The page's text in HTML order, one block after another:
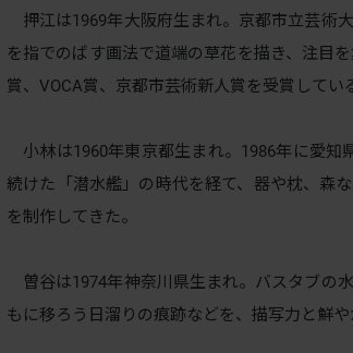
押江は1969年大阪府生まれ。京都市立芸術
を指でのばす画法で道端の草花を描き、注目
賞、VOCA賞、京都市芸術新人賞を受賞してい
小林は1960年東京都生まれ。1986年に愛知
続けた「潜水艦」の時代を経て、器や枕、森
を制作してきた。
曽谷は1974年神奈川県生まれ。バスタブの
もに移ろう日溜りの痕跡などを、描写力と鮮